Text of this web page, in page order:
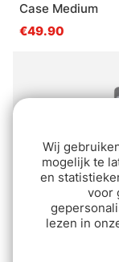
Case Medium
€49.90
C&F Design
Wij
mogelijk te
en
voor
lezen in